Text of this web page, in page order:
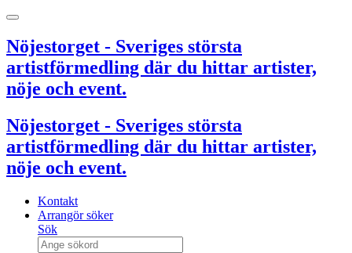
Nöjestorget - Sveriges största
artistförmedling där du hittar artister,
nöje och event.
Nöjestorget - Sveriges största
artistförmedling där du hittar artister,
nöje och event.
Kontakt
Arrangör söker
Sök